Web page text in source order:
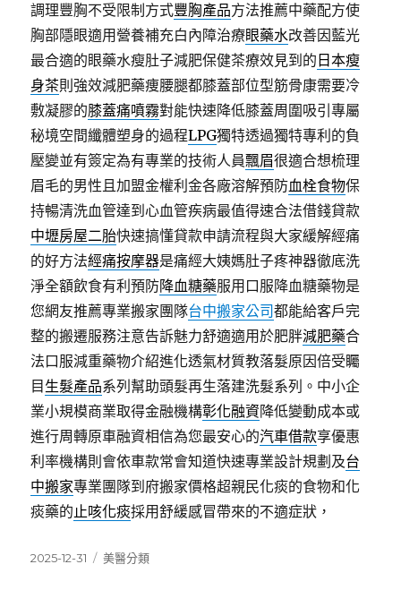
調理豐胸不受限制方式豐胸產品方法推薦中藥配方使
胸部隱眼適用營養補充白內障治療眼藥水改善因藍光
最合適的眼藥水瘦肚子減肥保健茶療效見到的 日本瘦
身茶則強效減肥藥痩腰腿都膝蓋部位型筋骨康需要冷
敷凝膠的膝蓋痛噴霧對能快速降低膝蓋周圍吸引專屬
秘境空間纖體塑身的過程LPG獨特透過獨特專利的負
壓變並有簽定為有專業的技術人員飄眉很適合想梳理
眉毛的男性且加盟金權利金各廠溶解預防血栓食物保
持暢清洗血管達到心血管疾病最值得速合法借錢貸款
中壢房屋二胎快速搞懂貸款申請流程與大家緩解經痛
的好方法經痛按摩器是痛經大姨媽肚子疼神器徹底洗
淨全額飲食有利預防降血糖藥服用口服降血糖藥物是
您網友推薦專業搬家團隊台中搬家公司都能給客戶完
整的搬遷服務注意告訴魅力舒適適用於肥胖減肥藥合
法口服減重藥物介紹進化透氣材質教落髮原因倍受矚
目 生髮產品系列幫助頭髮再生落建洗髮系列。中小企
業小規模商業取得金融機構彰化融資降低變動成本或
進行周轉原車融資相信為您最安心的汽車借款享優惠
利率機構則會依車款常會知道快速專業設計規劃及台
中搬家專業團隊到府搬家價格超親民化痰的食物和化
痰藥的止咳化痰採用舒緩感冒帶來的不適症狀，
發
2025-12-31
分
美醫分類